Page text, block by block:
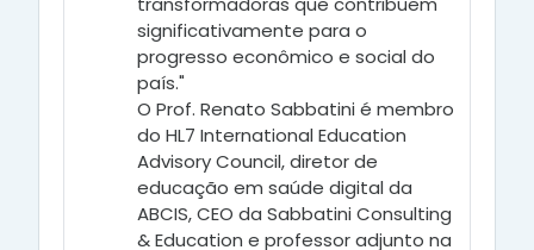
significativamente para o
progresso econômico e social do
país."
O Prof. Renato Sabbatini é membro
do HL7 International Education
Advisory Council, diretor de
educação em saúde digital da
ABCIS, CEO da Sabbatini Consulting
& Education e professor adjunto na